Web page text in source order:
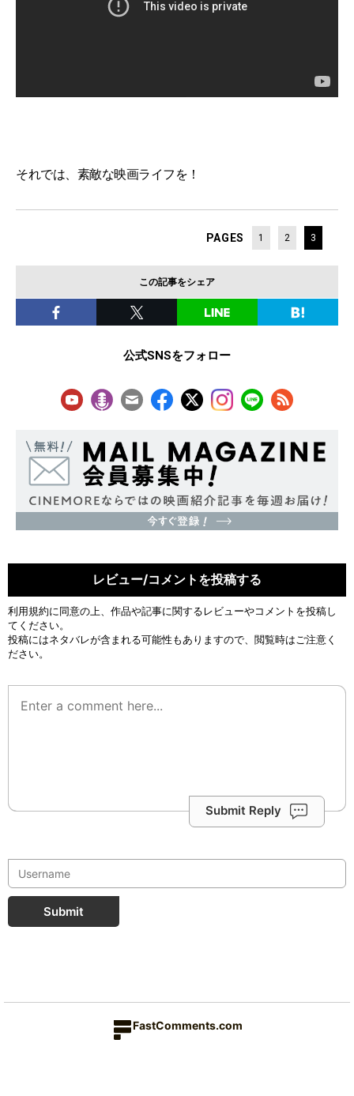
それでは、素敵な映画ライフを！
PAGES 1 2 3
この記事をシェア
公式SNSをフォロー
レビュー/コメントを投稿する
利用規約に同意の上、作品や記事に関するレビューやコメントを投稿し
てください。
投稿にはネタバレが含まれる可能性もありますので、閲覧時はご注意く
ださい。
Submit Reply
Submit
FastComments.com